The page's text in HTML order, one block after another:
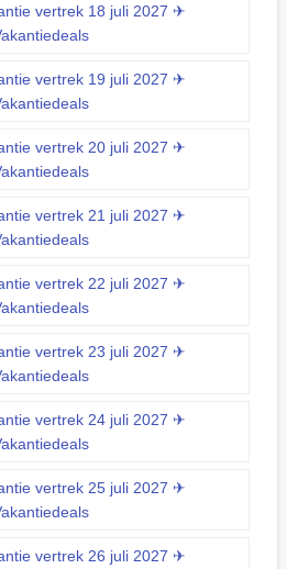
vertrek 18 juli 2027 ✈
vertrek 19 juli 2027 ✈
vertrek 20 juli 2027 ✈
vertrek 21 juli 2027 ✈
vertrek 22 juli 2027 ✈
vertrek 23 juli 2027 ✈
vertrek 24 juli 2027 ✈
vertrek 25 juli 2027 ✈
vertrek 26 juli 2027 ✈